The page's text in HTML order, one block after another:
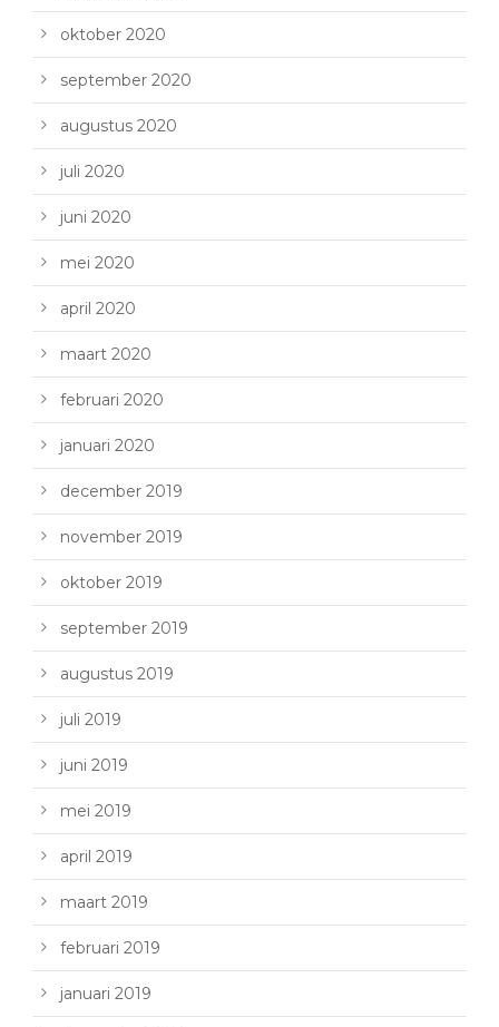
oktober 2020
september 2020
augustus 2020
juli 2020
juni 2020
mei 2020
april 2020
maart 2020
februari 2020
januari 2020
december 2019
november 2019
oktober 2019
september 2019
augustus 2019
juli 2019
juni 2019
mei 2019
april 2019
maart 2019
februari 2019
januari 2019